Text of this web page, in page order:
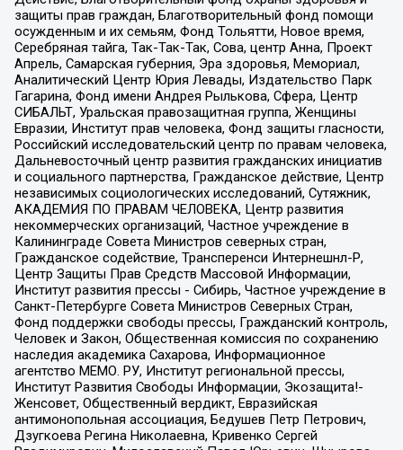
защиты прав граждан, Благотворительный фонд помощи
осужденным и их семьям, Фонд Тольятти, Новое время,
Серебряная тайга, Так-Так-Так, Сова, центр Анна, Проект
Апрель, Самарская губерния, Эра здоровья, Мемориал,
Аналитический Центр Юрия Левады, Издательство Парк
Гагарина, Фонд имени Андрея Рылькова, Сфера, Центр
СИБАЛЬТ, Уральская правозащитная группа, Женщины
Евразии, Институт прав человека, Фонд защиты гласности,
Российский исследовательский центр по правам человека,
Дальневосточный центр развития гражданских инициатив
и социального партнерства, Гражданское действие, Центр
независимых социологических исследований, Сутяжник,
АКАДЕМИЯ ПО ПРАВАМ ЧЕЛОВЕКА, Центр развития
некоммерческих организаций, Частное учреждение в
Калининграде Совета Министров северных стран,
Гражданское содействие, Трансперенси Интернешнл-Р,
Центр Защиты Прав Средств Массовой Информации,
Институт развития прессы - Сибирь, Частное учреждение в
Санкт-Петербурге Совета Министров Северных Стран,
Фонд поддержки свободы прессы, Гражданский контроль,
Человек и Закон, Общественная комиссия по сохранению
наследия академика Сахарова, Информационное
агентство МЕМО. РУ, Институт региональной прессы,
Институт Развития Свободы Информации, Экозащита!-
Женсовет, Общественный вердикт, Евразийская
антимонопольная ассоциация, Бедушев Петр Петрович,
Дзугкоева Регина Николаевна, Кривенко Сергей